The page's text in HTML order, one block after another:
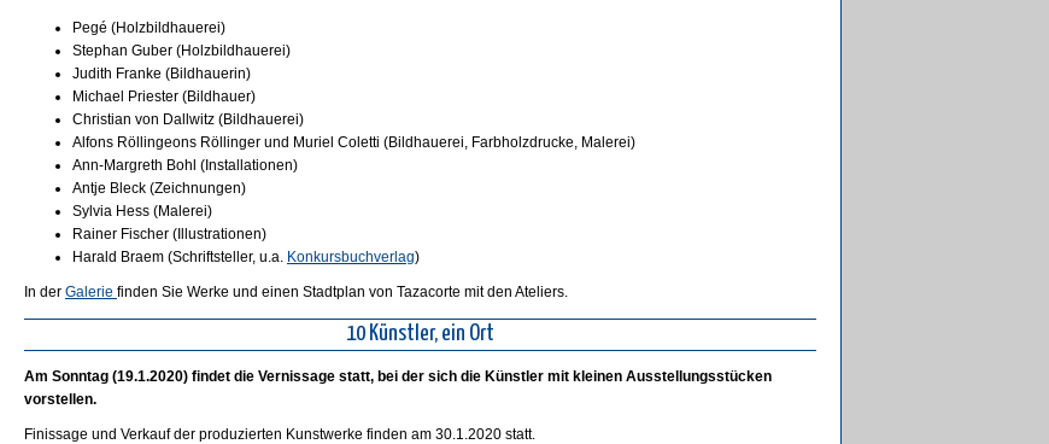
Pegé (Holzbildhauerei)
Stephan Guber (Holzbildhauerei)
Judith Franke (Bildhauerin)
Michael Priester (Bildhauer)
Christian von Dallwitz (Bildhauerei)
Alfons Röllingeons Röllinger und Muriel Coletti (Bildhauerei, Farbholzdrucke, Malerei)
Ann-Margreth Bohl (Installationen)
Antje Bleck (Zeichnungen)
Sylvia Hess (Malerei)
Rainer Fischer (Illustrationen)
Harald Braem (Schriftsteller, u.a. Konkursbuchverlag)
In der Galerie finden Sie Werke und einen Stadtplan von Tazacorte mit den Ateliers.
10 Künstler, ein Ort
Am Sonntag (19.1.2020) findet die Vernissage statt, bei der sich die Künstler mit kleinen Ausstellungsstücken
vorstellen.
Finissage und Verkauf der produzierten Kunstwerke finden am 30.1.2020 statt.